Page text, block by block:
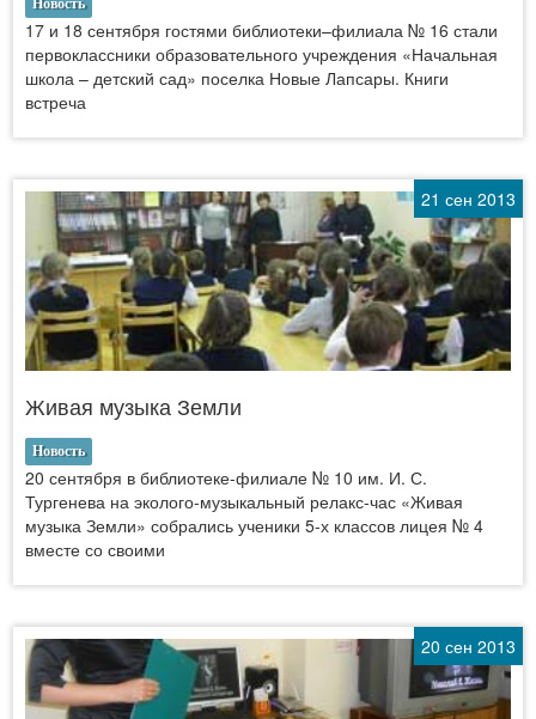
17 и 18 сентября гостями библиотеки–филиала № 16 стали
первоклассники образовательного учреждения «Начальная
школа – детский сад» поселка Новые Лапсары. Книги
встреча
21 сен 2013
Живая музыка Земли
Новость
20 сентября в библиотеке-филиале № 10 им. И. С.
Тургенева на эколого-музыкальный релакс-час «Живая
музыка Земли» собрались ученики 5-х классов лицея № 4
вместе со своими
20 сен 2013